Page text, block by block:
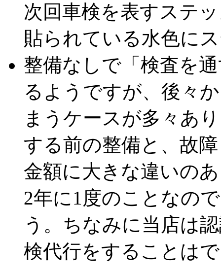
次回車検を表すステ
貼られている水色に
整備なしで「検査を
るようですが、後々
まうケースが多々あ
する前の整備と、故
金額に大きな違いの
2年に1度のことなの
う。ちなみに当店は
検代行をすることは